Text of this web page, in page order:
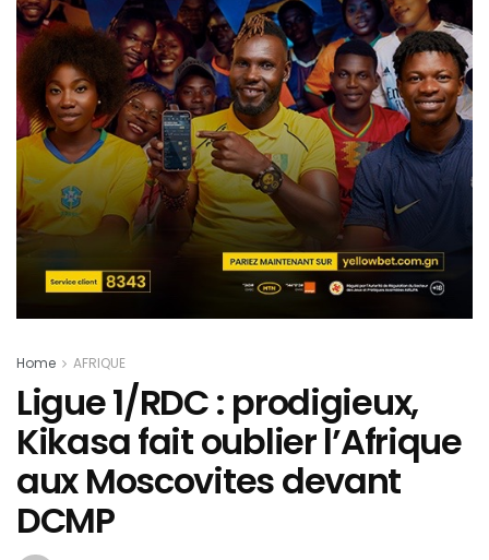
Home AFRIQUE
Ligue 1/RDC : prodigieux,
Kikasa fait oublier l’Afrique
aux Moscovites devant
DCMP